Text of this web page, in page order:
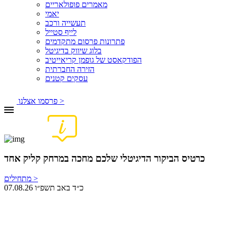
מאמרים פופולאריים
יאמי
תעשייה ורכב
לייף סטייל
פתרונות פרסום מתקדמים
בלוג שיווק בדיגיטל
הפודקאסט של גופמן קריאייטיב
הזירה החברתית
עסקים קטנים
פרסמו אצלנו >
כרטיס הביקור הדיגיטלי שלכם מחכה במרחק קליק אחד
מתחילים >
07.08.26 כ״ד באב תשפ״ו